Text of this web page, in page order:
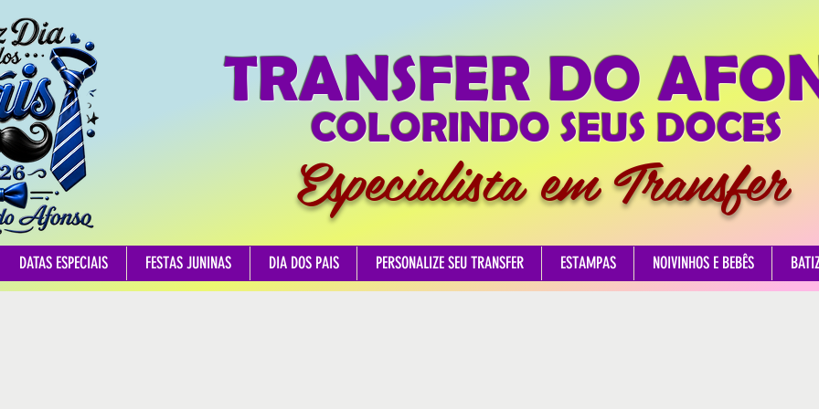
TRANSFER DO
COLORINDO SEUS DOCES
Especialista em Transfer
DATAS ESPECIAIS FESTAS JUNINAS DIA DOS PAIS PERSONALIZE SEU TRANSFER ESTAMPAS NOIVINHOS E BEBÊS